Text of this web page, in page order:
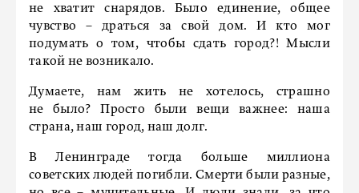
не хватит снарядов. Было единение, общее
чувство – драться за свой дом. И кто мог
подумать о том, чтобы сдать город?! Мысли
такой не возникало.
Думаете, нам жить не хотелось, страшно
не было? Просто были вещи важнее: наша
страна, наш город, наш долг.
В Ленинграде тогда больше миллиона
советских людей погиб­ли. Смерти были разные,